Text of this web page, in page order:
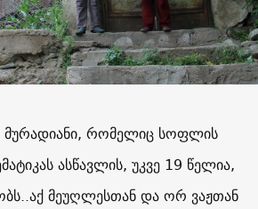
რომელიც სოფლის
ასწავლის, უკვე 19 წელია,
.აქ მეუღლესთან და ორ ვაჟთან